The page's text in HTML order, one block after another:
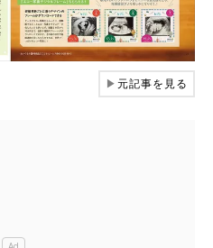
▶元記事を見る